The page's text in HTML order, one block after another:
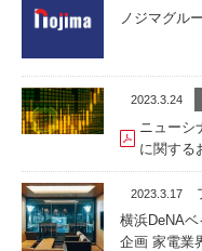
ノジマグル
2023.3.24
ニューシ
に関する
2023.3.17
横浜DeNAベ
企画 家電業